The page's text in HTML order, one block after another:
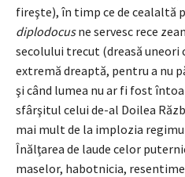
fireşte), în timp ce de cealaltă
diplodocusne servesc rece
secolului trecut (dreasă uneori
extremă dreaptă, pentru a nu
şi când lumea nu ar fi fost
sfârşitul celui de-al Doilea
mai mult de la implozia
Înălţarea de laude celor
maselor, habotnicia,